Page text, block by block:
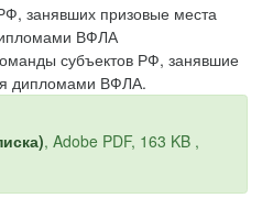
занявших призовые места
ВФЛА
субъектов РФ, занявшие
дипломами ВФЛА.
, Adobe PDF, 163 KB ,